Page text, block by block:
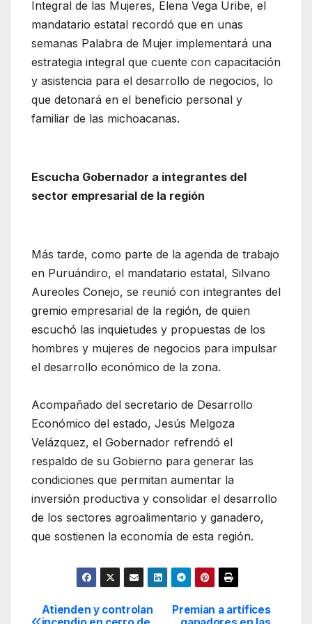
Integral de las Mujeres, Elena Vega Uribe, el
mandatario estatal recordó que en unas
semanas Palabra de Mujer implementará una
estrategia integral que cuente con capacitación
y asistencia para el desarrollo de negocios, lo
que detonará en el beneficio personal y
familiar de las michoacanas.
Escucha Gobernador a integrantes del
sector empresarial de la región
Más tarde, como parte de la agenda de trabajo
en Puruándiro, el mandatario estatal, Silvano
Aureoles Conejo, se reunió con integrantes del
gremio empresarial de la región, de quien
escuchó las inquietudes y propuestas de los
hombres y mujeres de negocios para impulsar
el desarrollo económico de la zona.
Acompañado del secretario de Desarrollo
Económico del estado, Jesús Melgoza
Velázquez, el Gobernador refrendó el
respaldo de su Gobierno para generar las
condiciones que permitan aumentar la
inversión productiva y consolidar el desarrollo
de los sectores agroalimentario y ganadero,
que sostienen la economía de esta región.
Navegación
Premian a artífices
Atienden y controlan